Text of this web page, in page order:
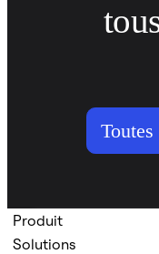
Produit
Solutions